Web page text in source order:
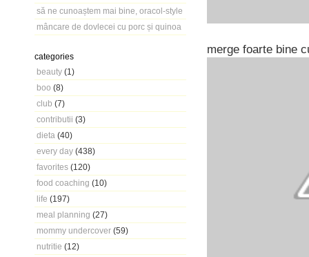
să ne cunoaștem mai bine, oracol-style
mâncare de dovlecei cu porc și quinoa
categories
beauty (1)
boo (8)
club (7)
contributii (3)
dieta (40)
every day (438)
favorites (120)
food coaching (10)
life (197)
meal planning (27)
mommy undercover (59)
nutritie (12)
merge foarte bine